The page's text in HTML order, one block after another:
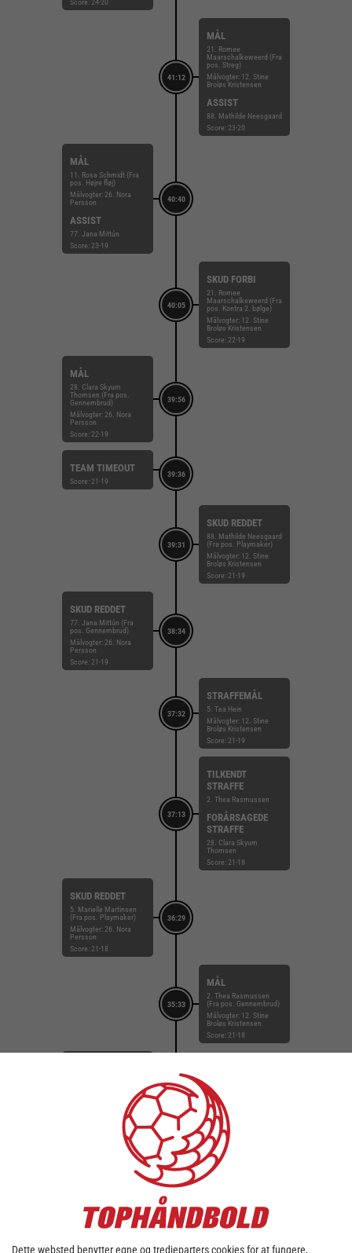
Score: 24-20
41:12
MÅL
21. Romee
Maarschalkeweerd (Fra
pos. Streg)
Målvogter: 12. Stine
Broløs Kristensen
ASSIST
88. Mathilde Neesgaard
Score: 23-20
40:40
MÅL
11. Rosa Schmidt (Fra
pos. Højre fløj)
Målvogter: 26. Nora
Persson
ASSIST
77. Jana Mittún
Score: 23-19
40:05
SKUD FORBI
21. Romee
Maarschalkeweerd (Fra
pos. Kontra 2. bølge)
Målvogter: 12. Stine
Broløs Kristensen
Score: 22-19
39:56
MÅL
28. Clara Skyum
Thomsen (Fra pos.
Gennembrud)
Målvogter: 26. Nora
Persson
Score: 22-19
39:36
TEAM TIMEOUT
Score: 21-19
39:31
SKUD REDDET
88. Mathilde Neesgaard
(Fra pos. Playmaker)
Målvogter: 12. Stine
Broløs Kristensen
Score: 21-19
38:34
SKUD REDDET
77. Jana Mittún (Fra
pos. Gennembrud)
Målvogter: 26. Nora
Persson
Score: 21-19
37:32
STRAFFEMÅL
5. Tea Hein
Målvogter: 12. Stine
Broløs Kristensen
Score: 21-19
37:13
TILKENDT
STRAFFE
2. Thea Rasmussen
FORÅRSAGEDE
STRAFFE
28. Clara Skyum
Thomsen
Score: 21-18
36:29
SKUD REDDET
5. Marielle Martinsen
(Fra pos. Playmaker)
Målvogter: 26. Nora
Persson
Score: 21-18
35:33
MÅL
2. Thea Rasmussen
(Fra pos. Gennembrud)
Målvogter: 12. Stine
Broløs Kristensen
Score: 21-18
34:59
Målvogter: 26. Nora
34:23
MÅL
88. Mathilde Neesgaard
Broløs Kristensen
Score: 21-17
MÅL
Dette websted benytter egne og tredjeparters cookies for at fungere,